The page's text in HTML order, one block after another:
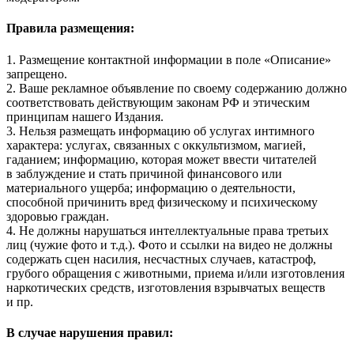
Правила размещения:
1. Размещение контактной информации в поле «Описание»
запрещено.
2. Ваше рекламное объявление по своему содержанию должно
соответствовать действующим законам РФ и этическим
принципам нашего Издания.
3. Нельзя размещать информацию об услугах интимного
характера: услугах, связанных с оккультизмом, магией,
гаданием; информацию, которая может ввести читателей
в заблуждение и стать причиной финансового или
материального ущерба; информацию о деятельности,
способной причинить вред физическому и психическому
здоровью граждан.
4. Не должны нарушаться интеллектуальные права третьих
лиц (чужие фото и т.д.). Фото и ссылки на видео не должны
содержать сцен насилия, несчастных случаев, катастроф,
грубого обращения с животными, приема и/или изготовления
наркотических средств, изготовления взрывчатых веществ
и пр.
В случае нарушения правил: